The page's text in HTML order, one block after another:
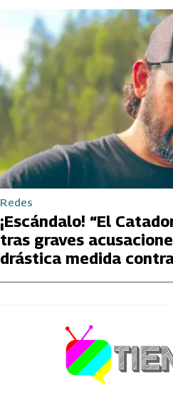
Redes
¡Escándalo! “El
tras graves
drástica medida